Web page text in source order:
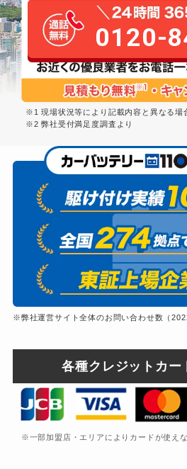
0120-
※1 現場状況等により記載内容と異なる場
※2 弊社受付満足度調査より
※弊社運営サイト全体のお問い合わせ数（
各種クレジットカー
※一部加盟店・エリアによりカードが使えな